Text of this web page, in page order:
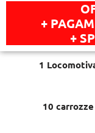
+
+
1
10 carrozze